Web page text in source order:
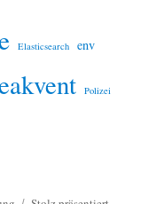
Elasticsearch env
Polizei